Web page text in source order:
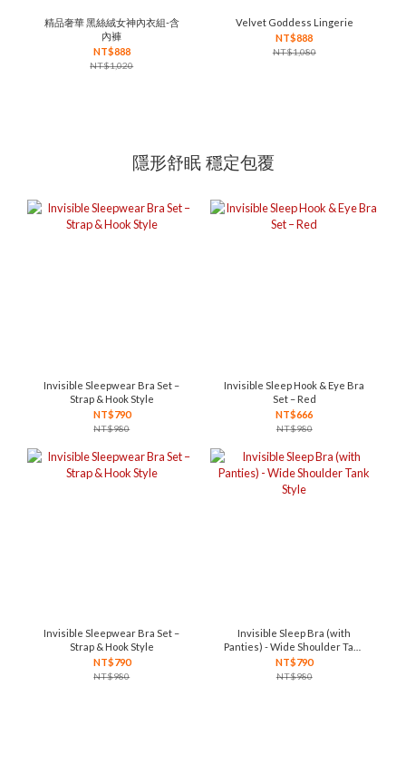
精品奢華 黑絲絨女神內衣組-含
內褲
NT$888
NT$1,020
Velvet Goddess Lingerie
NT$888
NT$1,080
隱形舒眠 穩定包覆
Invisible Sleepwear Bra Set –
Strap & Hook Style
NT$790
NT$980
Invisible Sleep Hook & Eye Bra
Set – Red
NT$666
NT$980
Invisible Sleepwear Bra Set –
Strap & Hook Style
NT$790
NT$980
Invisible Sleep Bra (with
Panties) - Wide Shoulder Tank
Style
NT$790
NT$980